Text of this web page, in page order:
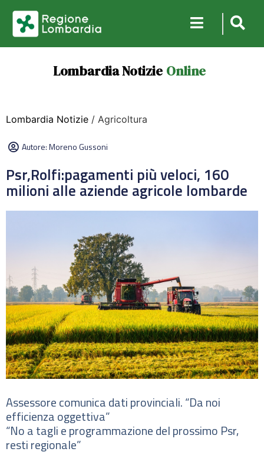
Lombardia Notizie Online
Lombardia Notizie / Agricoltura
Autore:Moreno Gussoni
Psr,Rolfi:pagamenti più veloci, 160
milioni alle aziende agricole lombarde
Assessore comunica dati provinciali. “Da noi
efficienza oggettiva”
“No a tagli e programmazione del prossimo Psr,
resti regionale”